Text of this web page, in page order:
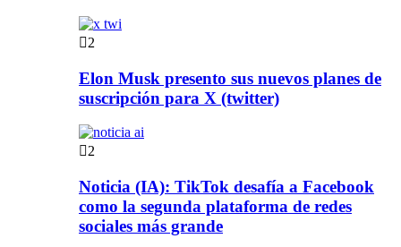
2
Elon Musk presento sus nuevos planes de
suscripción para X (twitter)
2
Noticia (IA): TikTok desafía a Facebook
como la segunda plataforma de redes
sociales más grande